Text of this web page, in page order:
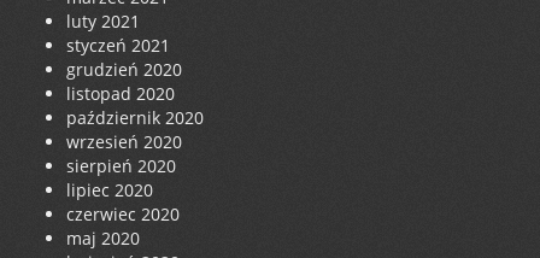
luty 2021
styczeń 2021
grudzień 2020
listopad 2020
październik 2020
wrzesień 2020
sierpień 2020
lipiec 2020
czerwiec 2020
maj 2020